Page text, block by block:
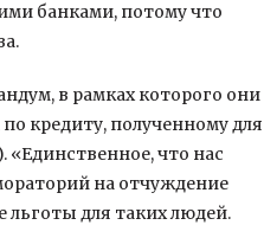
банками, потому что
в рамках которого они
кредиту, полученному для
«Единственное, что нас
на отчуждение
льготы для таких людей.